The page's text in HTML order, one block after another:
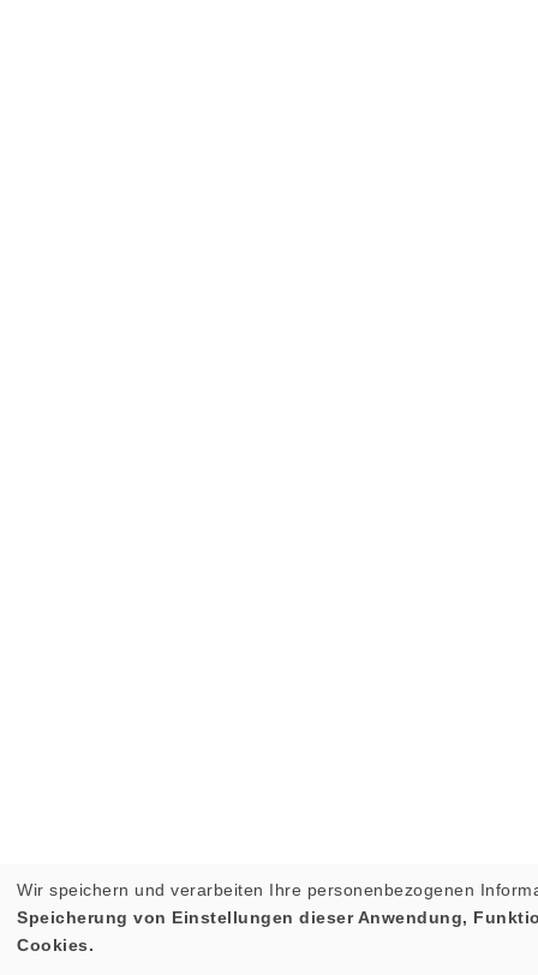
Wir speichern und verarbeiten Ihre personenbezogenen
Speicherung von Einstellungen dieser Anwendung,
Cookies.